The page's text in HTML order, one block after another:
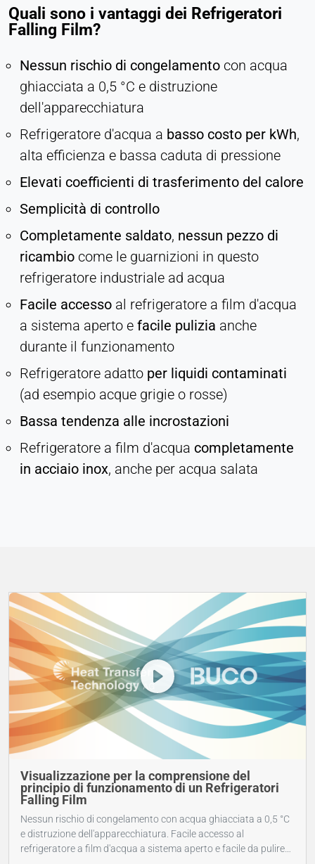
Quali sono i vantaggi dei Refrigeratori
Falling Film?
Nessun rischio di congelamento con acqua
ghiacciata a 0,5 °C e distruzione
dell'apparecchiatura
Refrigeratore d'acqua a basso costo per kWh,
alta efficienza e bassa caduta di pressione
Elevati coefficienti di trasferimento del calore
Semplicità di controllo
Completamente saldato, nessun pezzo di
ricambio come le guarnizioni in questo
refrigeratore industriale ad acqua
Facile accesso al refrigeratore a film d'acqua
a sistema aperto e facile pulizia anche
durante il funzionamento
Refrigeratore adatto per liquidi contaminati
(ad esempio acque grigie o rosse)
Bassa tendenza alle incrostazioni
Refrigeratore a film d'acqua completamente
in acciaio inox, anche per acqua salata
Visualizzazione per la comprensione del
principio di funzionamento di un Refrigeratori
Falling Film
Nessun rischio di congelamento con acqua ghiacciata a 0,5 °C
e distruzione dell'apparecchiatura. Facile accesso al
refrigeratore a film d'acqua a sistema aperto e facile da pulire